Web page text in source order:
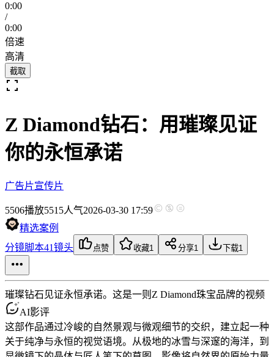
0:00
/
0:00
倍速
高清
截取
Z Diamond钻石：用璀璨见证
你的永恒承诺
广告片宣传片
5506播放5515人气2026-03-30 17:59
精选案例
分镜脚本41镜头 点赞 收藏1 分享1 下载1
璀璨钻石见证永恒承诺。这是一则Z Diamond珠宝品牌的视频
AI影评
这部作品通过冷峻的自然景观与微观细节的交织，建立起一种
关于纯净与永恒的视觉语境。从极地的冰雪与深邃的海洋，到